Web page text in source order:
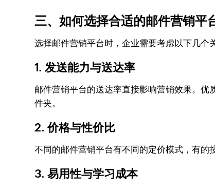
三、如何选择合适的邮件营销平
选择邮件营销平台时，企业需要考虑以下几个
1. 发送能力与送达率
邮件营销平台的送达率直接影响营销效果。
件夹。
2. 价格与性价比
不同的邮件营销平台有不同的定价模式，有的
3. 易用性与学习成本